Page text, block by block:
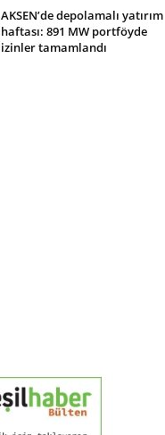
AKSEN’de depolamalı yatırım
haftası: 891 MW portföyde
izinler tamamlandı